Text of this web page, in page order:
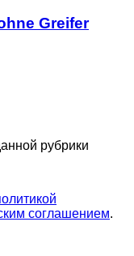
Greifer
рубрики
соглашением.